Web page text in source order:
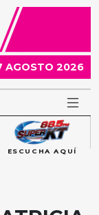
AGOSTO 2026
ESCUCHA AQUÍ